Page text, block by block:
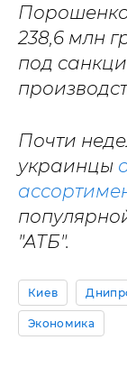
238,6 млн
под
Почти
украинцы
"АТБ".
Киев
Экономика